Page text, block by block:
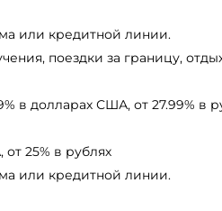
или кредитной линии.
поездки за границу,
в долларах США, от 27.99% в
25% в рублях
или кредитной линии.